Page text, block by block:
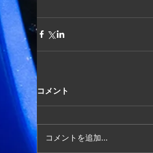
コメント
コメントを追加…